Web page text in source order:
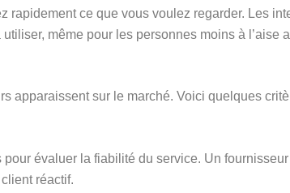
rapidement ce que vous voulez regarder. Les
même pour les personnes moins à l’aise
apparaissent sur le marché. Voici quelques
évaluer la fiabilité du service. Un
réactif.